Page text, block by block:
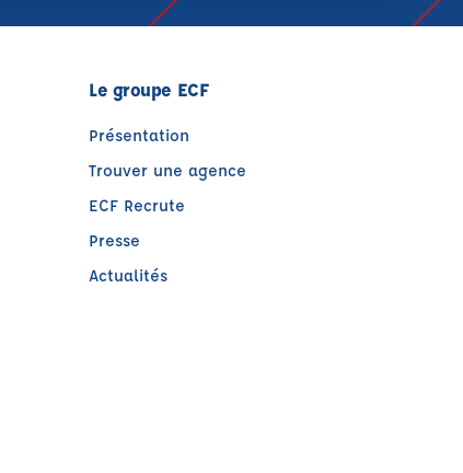
Le groupe ECF
Présentation
Trouver une agence
ECF Recrute
Presse
Actualités